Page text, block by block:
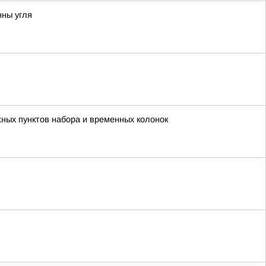
угля
пунктов набора и временных колонок